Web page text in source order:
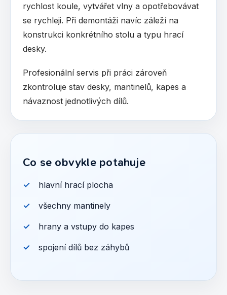
rychlost koule, vytvářet vlny a opotřebovávat
se rychleji. Při demontáži navíc záleží na
konstrukci konkrétního stolu a typu hrací
desky.
Profesionální servis při práci zároveň
zkontroluje stav desky, mantinelů, kapes a
návaznost jednotlivých dílů.
Co se obvykle potahuje
hlavní hrací plocha
všechny mantinely
hrany a vstupy do kapes
spojení dílů bez záhybů